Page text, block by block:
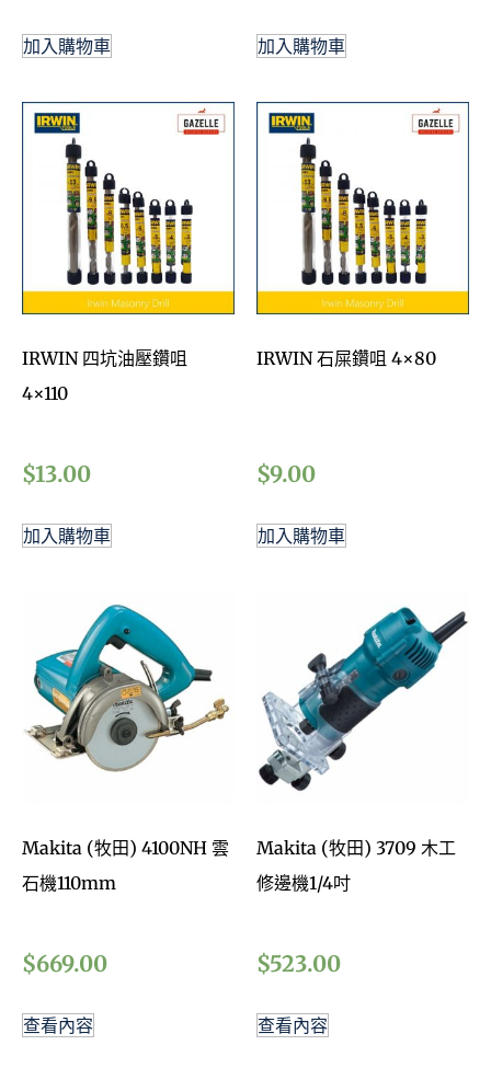
加入購物車 加入購物車
IRWIN 四坑油壓鑽咀
4×110
$13.00
加入購物車
IRWIN 石屎鑽咀 4×80
$9.00
加入購物車
Makita (牧田) 4100NH 雲
石機110mm
$669.00
查看內容
Makita (牧田) 3709 木工
修邊機1/4吋
$523.00
查看內容